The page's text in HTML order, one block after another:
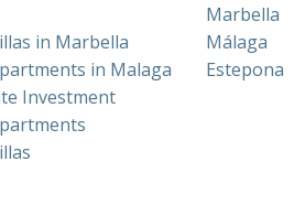
in Marbella
in Malaga
Investment
Marbella
Málaga
Estepona